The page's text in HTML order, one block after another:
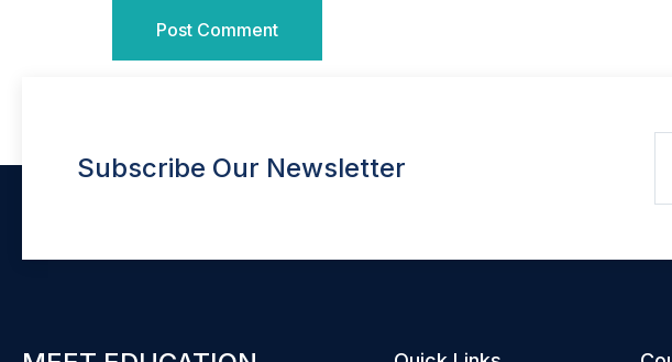
Subscribe Our Newsletter